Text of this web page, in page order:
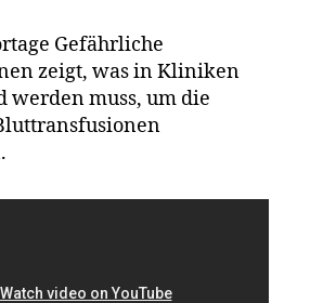
Gefährliche
zeigt, was in Kliniken
werden muss, um die